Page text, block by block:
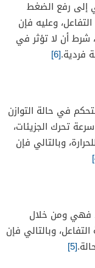
إلى رفع الضغط
وعليه فإن
شرط أن لا تؤثر في
فردية.[6]
في حالة التوازن
تحرك الجزيئات،
وبالتالي فإن
فهي ومن خلال
وبالتالي فإن
[5]